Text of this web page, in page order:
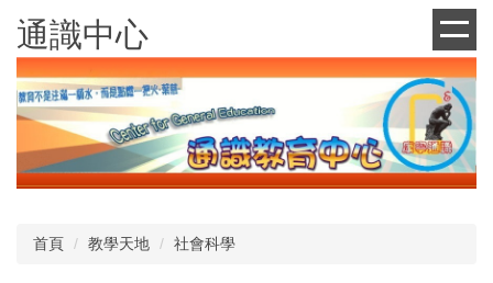
跳
主
要
內
區
通識中心
首頁 教學天地 社會科學